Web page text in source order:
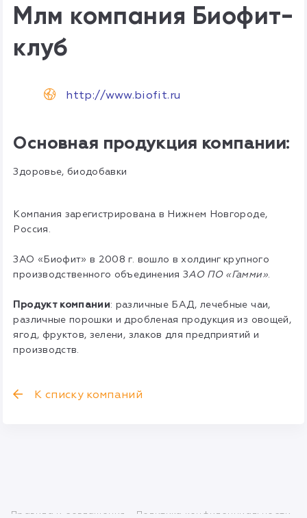
Млм компания Биофит-
клуб
http://www.biofit.ru
Основная продукция компании:
Здоровье, биодобавки
Компания зарегистрирована в Нижнем Новгороде,
Россия.
ЗАО «Биофит» в 2008 г. вошло в холдинг крупного
производственного объединения ЗАО ПО «Гамми».
Продукт компании: различные БАД, лечебные чаи,
различные порошки и дробленая продукция из овощей,
ягод, фруктов, зелени, злаков для предприятий и
производств.
К списку компаний
Правила и соглашения Политика конфиденциальности